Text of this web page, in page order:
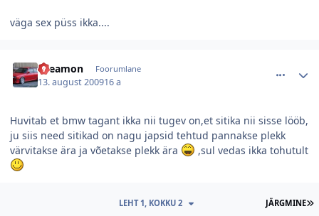
väga sex püss ikka....
Dreamon Foorumlane
13. august 200916 a
Huvitab et bmw tagant ikka nii tugev on,et sitika nii sisse lööb,
ju siis need sitikad on nagu japsid tehtud pannakse plekk
värvitakse ära ja võetakse plekk ära
,sul vedas ikka tohutult
JÄRGMINE
LEHT 1, KOKKU 2